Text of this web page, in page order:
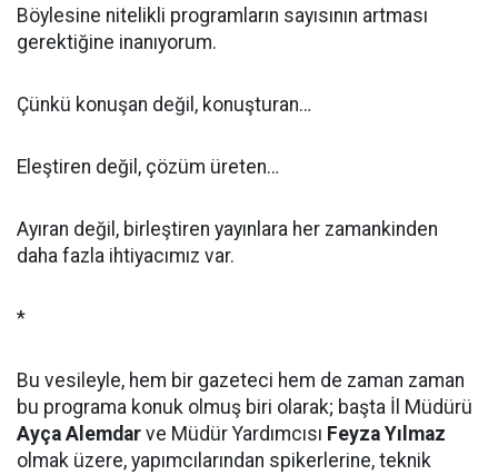
Böylesine nitelikli programların sayısının artması
gerektiğine inanıyorum.
Çünkü konuşan değil, konuşturan…
Eleştiren değil, çözüm üreten…
Ayıran değil, birleştiren yayınlara her zamankinden
daha fazla ihtiyacımız var.
*
Bu vesileyle, hem bir gazeteci hem de zaman zaman
bu programa konuk olmuş biri olarak; başta İl Müdürü
Ayça Alemdar ve Müdür Yardımcısı Feyza Yılmaz
olmak üzere, yapımcılarından spikerlerine, teknik